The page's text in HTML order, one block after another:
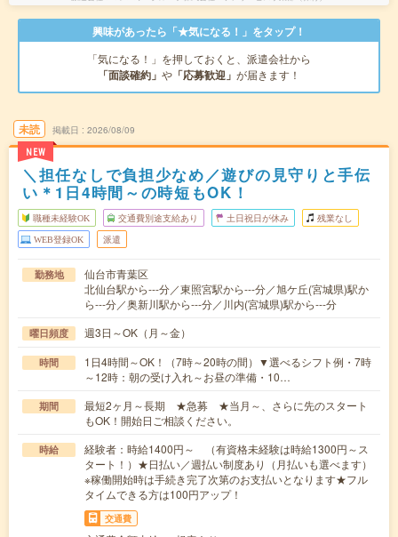
興味があったら「★気になる！」をタップ！
「気になる！」を押しておくと、派遣会社から
「面談確約」 や 「応募歓迎」 が届きます！
未読
NEW
掲載日 2026/08/09
＼担任なしで負担少なめ／遊びの見守りと手伝
い＊1日4時間～の時短もOK！
職種未経験OK 交通費別途支給あり 土日祝日が休み 残業なし
WEB登録OK 派遣
勤務地
仙台市青葉区
北仙台駅から---分／東照宮駅から---分／旭ケ丘(宮城県)駅か
ら---分／奥新川駅から---分／川内(宮城県)駅から---分
曜日頻度 週3日～OK（月～金）
時間
1日4時間～OK！（7時～20時の間）▼選べるシフト例・7時
～12時：朝の受け入れ～お昼の準備・10…
期間
最短2ヶ月～長期 ★急募 ★当月～、さらに先のスタート
もOK！開始日ご相談ください。
時給
経験者：時給1400円～ （有資格未経験は時給1300円～ス
タート！）★日払い／週払い制度あり（月払いも選べます）
※稼働開始時は手続き完了次第のお支払いとなります★フル
タイムできる方は100円アップ！
交通費